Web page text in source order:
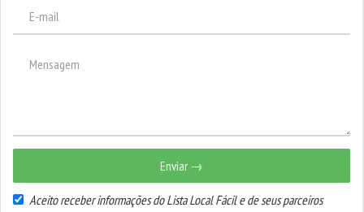
Enviar →
Aceito receber informações do Lista Local Fácil e de seus parceiros